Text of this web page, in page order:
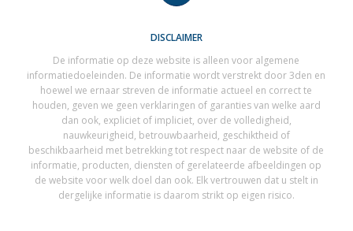
DISCLAIMER
De informatie op deze website is alleen voor algemene
informatiedoeleinden. De informatie wordt verstrekt door 3den en
hoewel we ernaar streven de informatie actueel en correct te
houden, geven we geen verklaringen of garanties van welke aard
dan ook, expliciet of impliciet, over de volledigheid,
nauwkeurigheid, betrouwbaarheid, geschiktheid of
beschikbaarheid met betrekking tot respect naar de website of de
informatie, producten, diensten of gerelateerde afbeeldingen op
de website voor welk doel dan ook. Elk vertrouwen dat u stelt in
dergelijke informatie is daarom strikt op eigen risico.